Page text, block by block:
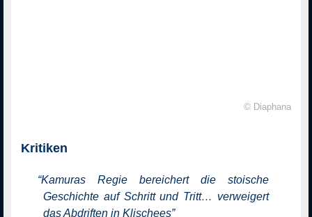
© Diaphana
Kritiken
“Kamuras Regie bereichert die stoische
Geschichte auf Schritt und Tritt… verweigert
das Abdriften in Klischees”